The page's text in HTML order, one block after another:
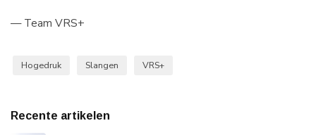
— Team VRS+
Hogedruk Slangen VRS+
Recente artikelen